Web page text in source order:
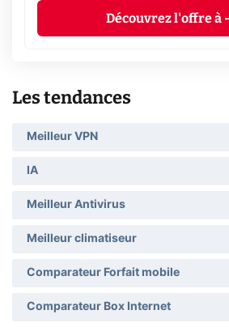
Découvrez l'offre à
Les tendances
Meilleur VPN
IA
Meilleur Antivirus
Meilleur climatiseur
Comparateur Forfait mobile
Comparateur Box Internet